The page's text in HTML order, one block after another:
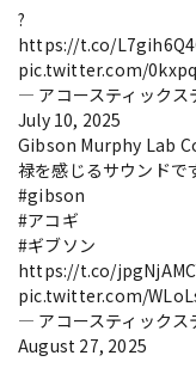
?
https://t.co/
pic.twitter.com/
— アコースティック
July 10, 2025
Gibson Murphy Lab
禄を感じるサウンドで
#gibson
#アコギ
#ギブソン
https://t.co/
pic.twitter.com/
— アコースティック
August 27, 2025